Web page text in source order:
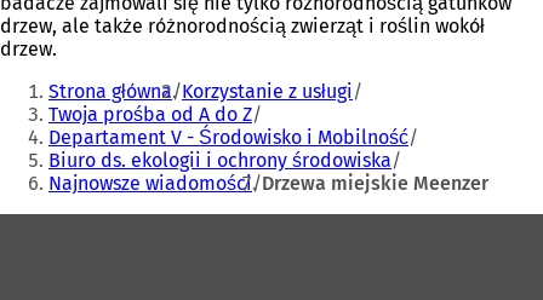
drzew, ale także różnorodnością zwierząt i roślin wokół
drzew.
Jesteś
tutaj:
Strona główna Korzystanie z usługi
Twoja prośba od A do Z
Departament V - Środowisko i Mobilność
Biuro ds. ekologii i ochrony środowiska
Najnowsze wiadomości Drzewa miejskie Meenzer